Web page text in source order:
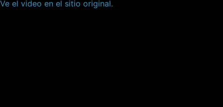
Ve el video en el sitio original.